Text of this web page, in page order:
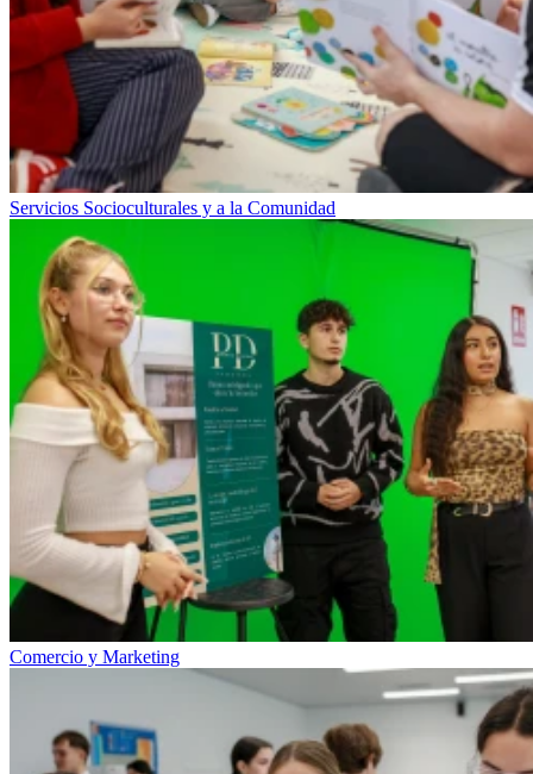
Servicios Socioculturales y a la Comunidad
Comercio y Marketing